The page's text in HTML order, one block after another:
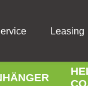
Leasing